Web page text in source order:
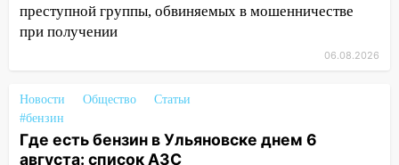
15:47 На улице Радищева сбили
курьера: крупная авария в Ульяновске
новый кавалер женщины оказался
рецидивистом
14:26 В Ульяновске ограничат движение
преступной группы, обвиняемых в мошенничестве
при получении
06.08.2026
Новости Общество
Статьи
#бензин
Где есть бензин в Ульяновске днем 6
августа: список АЗС